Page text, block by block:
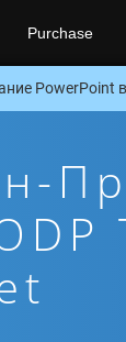
Purchase
PowerPoint